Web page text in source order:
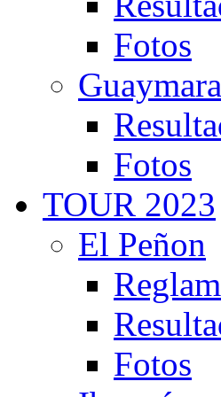
Fotos
Fotos
TOUR 2023
El Peñon
Fotos